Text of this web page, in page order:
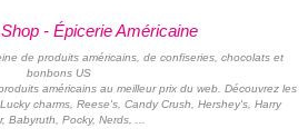
- Épicerie Américaine
de produits américains, de confiseries, chocolats et
bonbons US
américains au meilleur prix du web. Découvrez les
charms, Reese's, Candy Crush, Hershey's, Harry
Babyruth, Pocky, Nerds, ...